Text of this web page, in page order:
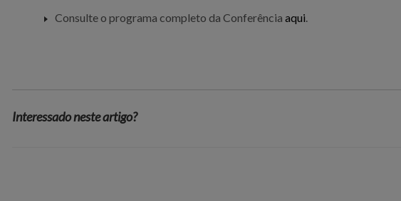
Consulte o programa completo da Conferênciaaqui
Interessado neste artigo?